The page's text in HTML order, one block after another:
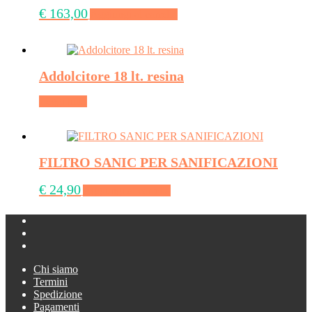
€ 163,00
Addolcitore 18 lt. resina
FILTRO SANIC PER SANIFICAZIONI
€ 24,90
Chi siamo
Termini
Spedizione
Pagamenti